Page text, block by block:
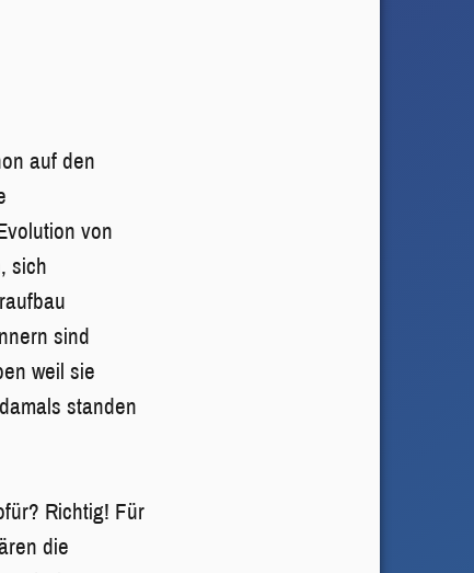
auf den
von
sich
sind
weil sie
standen
Richtig! Für
die